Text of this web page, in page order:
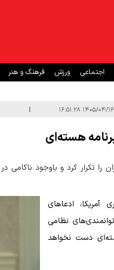
اجتماعی ورزش فرهنگ و هنر
|
هسته‌ای
آمریکا، ادعاهای
نظامی
دست نخواهد